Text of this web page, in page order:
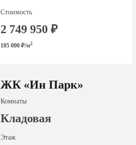
Стоимость
2 749 950 ₽
105 000 ₽/м2
ЖК «Ин Парк»
Комнаты
Кладовая
Этаж